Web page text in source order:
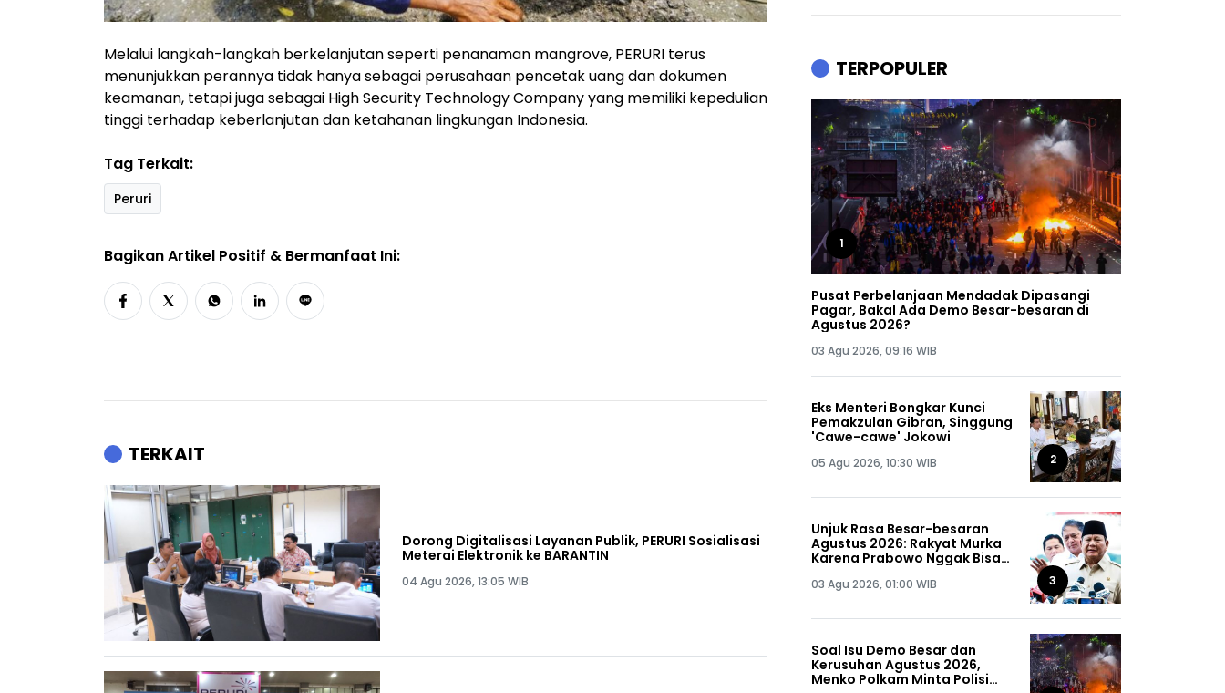
Melalui langkah-langkah berkelanjutan seperti penanaman mangrove, PERURI terus
menunjukkan perannya tidak hanya sebagai perusahaan pencetak uang dan dokumen
keamanan, tetapi juga sebagai High Security Technology Company yang memiliki kepedulian
tinggi terhadap keberlanjutan dan ketahanan lingkungan Indonesia.
Tag Terkait:
Peruri
Bagikan Artikel Positif & Bermanfaat Ini:
TERKAIT
Dorong Digitalisasi Layanan Publik, PERURI Sosialisasi
Meterai Elektronik ke BARANTIN
04 Agu 2026, 13:05 WIB
TERPOPULER
1
Pusat Perbelanjaan Mendadak Dipasangi
Pagar, Bakal Ada Demo Besar-besaran di
Agustus 2026?
03 Agu 2026, 09:16 WIB
Eks Menteri Bongkar Kunci
Pemakzulan Gibran, Singgung
'Cawe-cawe' Jokowi
05 Agu 2026, 10:30 WIB 2
Unjuk Rasa Besar-besaran
Agustus 2026: Rakyat Murka
Karena Prabowo Nggak Bisa
03 Agu 2026, 01:00 WIB 3
Soal Isu Demo Besar dan
Kerusuhan Agustus 2026,
Menko Polkam Minta Polisi